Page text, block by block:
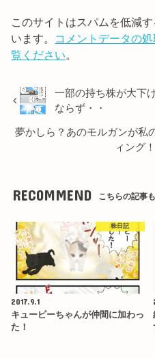
このサイトはスパムを低減
います。 コメントデータの
覧ください。
一部の持ち株が大下
ならず・・
夢かしら？あのモルガンが私
ィング
RECOMMEND こちらの記事
株日記
2017.9.1
キューピーちゃんが仲間に加わっ
た！